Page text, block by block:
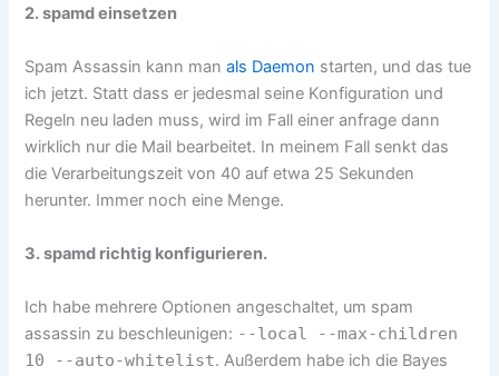
2. spamd einsetzen
Spam Assassin kann manals Daemon starten, und das tue
ich jetzt. Statt dass er jedesmal seine Konfiguration und
Regeln neu laden muss, wird im Fall einer anfrage dann
wirklich nur die Mail bearbeitet. In meinem Fall senkt das
die Verarbeitungszeit von 40 auf etwa 25 Sekunden
herunter. Immer noch eine Menge.
3. spamd richtig konfigurieren.
Ich habe mehrere Optionen angeschaltet, um spam
assassin zu beschleunigen: --local --max-children
10 --auto-whitelist. Außerdem habe ich die Bayes